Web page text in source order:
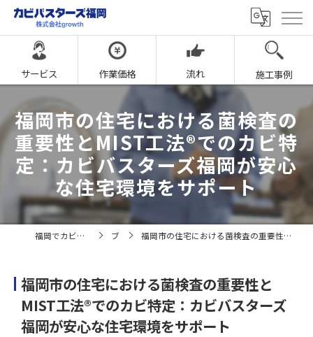
サービス 作業価格 流れ 施工事例
福岡市の住宅における菌検査の
重要性とMIST工法®でのカビ特
定：カビバスターズ福岡が安心
な住宅環境をサポート
福岡でカビ取りならカビバスターズ福岡 ブログ 福岡市の住宅における菌検査の重要性とMIST工法®でのカビ特定：カビバスターズ福岡が安心な住宅環境をサポート
福岡市の住宅における菌検査の重要性と
MIST工法®でのカビ特定：カビバスターズ
福岡が安心な住宅環境をサポート